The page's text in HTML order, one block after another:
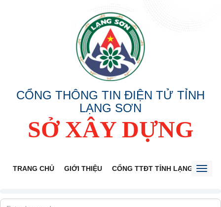
CỔNG THÔNG TIN ĐIỆN TỬ TỈNH
LẠNG SƠN
SỞ XÂY DỰNG
TRANG CHỦ GIỚI THIỆU CỔNG TTĐT TỈNH LẠNG SƠN